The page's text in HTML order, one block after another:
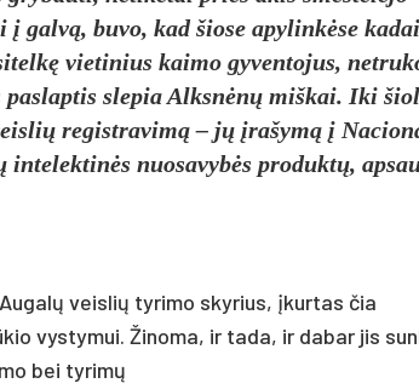
galvą, buvo, kad šiose apylinkėse
vietinius kaimo gyventojus,
slepia Alksnėnų miškai. Iki šiol
registravimą – jų įrašymą į
nuosavybės produktų,
veislių tyrimo skyrius, įkurtas čia
vystymui. Žinoma, ir tada, ir dabar jis
bei tyrimų